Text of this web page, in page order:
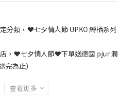
分類，❤️七夕情人節 UPKO 縛栖系列
，❤️七夕情人節❤️下單送德國 pjur 潤
完為止)
查看更多